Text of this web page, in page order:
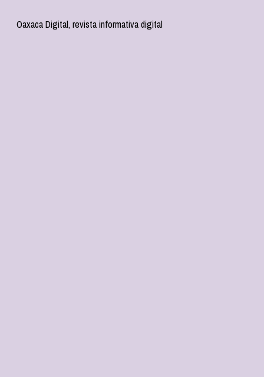
Oaxaca Digital, revista informativa digital